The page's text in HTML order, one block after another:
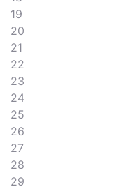
19
20
21
22
23
24
25
26
27
28
29